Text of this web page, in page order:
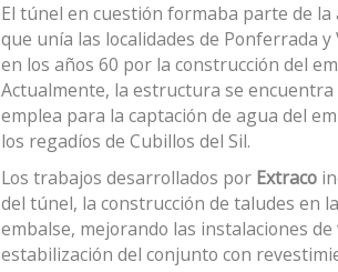
El túnel en cuestión formaba parte de
que unía las localidades de Ponferrada
en los años 60 por la construcción del
Actualmente, la estructura se
emplea para la captación de agua del
los regadíos de Cubillos del Sil.
Los trabajos desarrollados por Extraco
del túnel, la construcción de taludes en
embalse, mejorando las instalaciones
estabilización del conjunto con